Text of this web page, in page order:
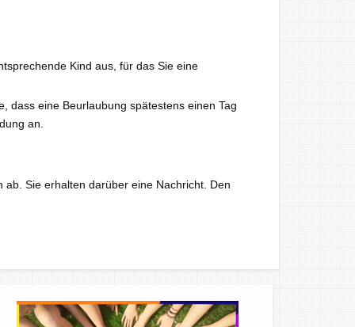
Kind aus, für das Sie eine
dass eine Beurlaubung spätestens einen Tag
an.
Sie erhalten darüber eine Nachricht. Den